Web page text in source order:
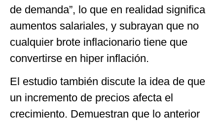
de demanda”, lo que en realidad significa
aumentos salariales, y subrayan que no
cualquier brote inflacionario tiene que
convertirse en hiper inflación.
El estudio también discute la idea de que
un incremento de precios afecta el
crecimiento. Demuestran que lo anterior